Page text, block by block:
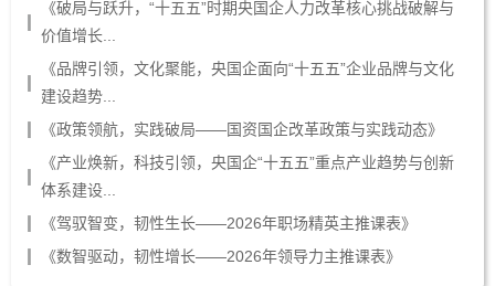
《破局与跃升，“十五五”时期央国企人力改革核心挑战破解与
价值增长...
《品牌引领，文化聚能，央国企面向“十五五”企业品牌与文化
建设趋势...
《政策领航，实践破局——国资国企改革政策与实践动态》
《产业焕新，科技引领，央国企“十五五”重点产业趋势与创新
体系建设...
《驾驭智变，韧性生长——2026年职场精英主推课表》
《数智驱动，韧性增长——2026年领导力主推课表》